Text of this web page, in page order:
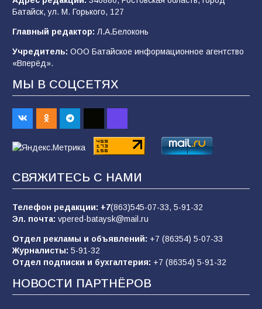
после выборов: в Госдуме дали ответ
108 06.08.2026
В детском саду № 35 дети освоили
строительные профессии в ходе
спортивного праздника
07.08.2026
«Слухами Москву не возьмёшь»: почему
заявления Киева о мобилизации — это
отчаяние, а не разведка
83 02.08.2026
Батайчане вышли в финал Всероссийского
конкурса «Большая перемена»
62 04.08.2026
Батайск, ул. М. Горького, 127
Главный редактор: Л.А.Белоконь
Учредитель: ООО Батайское информационное агентство
«Вперёд».
МЫ В СОЦСЕТЯХ
СВЯЖИТЕСЬ С НАМИ
Телефон редакции: +7(863)545-07-33, 5-91-32
Эл. почта: vpered-bataysk@mail.ru
Отдел рекламы и объявлений: +7 (86354) 5-07-33
Журналисты: 5-91-32
Отдел подписки и бухгалтерия: +7 (86354) 5-91-32
НОВОСТИ ПАРТНЁРОВ